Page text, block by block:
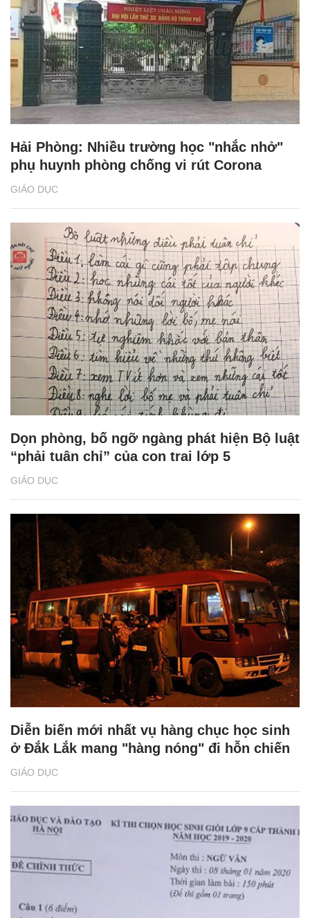
GIÁO DỤC
Hải Phòng: Nhiều trường học "nhắc nhở"
phụ huynh phòng chống vi rút Corona
GIÁO DỤC
Dọn phòng, bố ngỡ ngàng phát hiện Bộ luật
“phải tuân chỉ” của con trai lớp 5
GIÁO DỤC
Diễn biến mới nhất vụ hàng chục học sinh
ở Đắk Lắk mang "hàng nóng" đi hỗn chiến